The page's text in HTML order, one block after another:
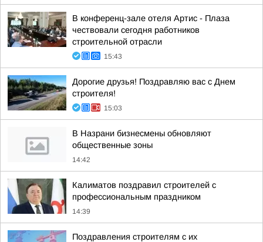
В конференц-зале отеля Артис - Плаза
чествовали сегодня работников
строительной отрасли
15:43
Дорогие друзья! Поздравляю вас с Днем
строителя!
15:03
В Назрани бизнесмены обновляют
общественные зоны
14:42
Калиматов поздравил строителей с
профессиональным праздником
14:39
Поздравления строителям с их